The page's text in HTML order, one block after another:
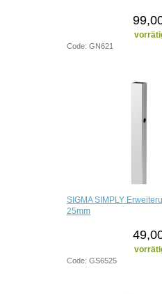
Code: GN621
SIGMA SIMPLY
25mm
Code: GS6525